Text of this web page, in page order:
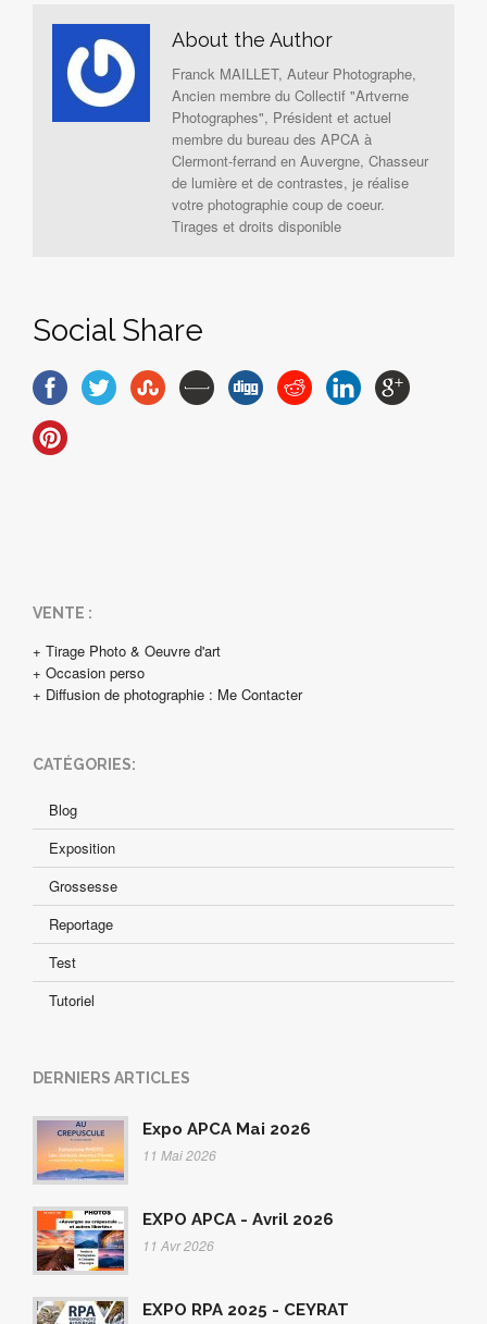
About the Author
Franck MAILLET, Auteur Photographe,
Ancien membre du Collectif "Artverne
Photographes", Président et actuel
membre du bureau des APCA à
Clermont-ferrand en Auvergne, Chasseur
de lumière et de contrastes, je réalise
votre photographie coup de coeur.
Tirages et droits disponible
Social Share
VENTE :
+ Tirage Photo & Oeuvre d'art
+ Occasion perso
+ Diffusion de photographie : Me Contacter
CATÉGORIES:
Blog
Exposition
Grossesse
Reportage
Test
Tutoriel
DERNIERS ARTICLES
Expo APCA Mai 2026
11 Mai 2026
EXPO APCA - Avril 2026
11 Avr 2026
EXPO RPA 2025 - CEYRAT